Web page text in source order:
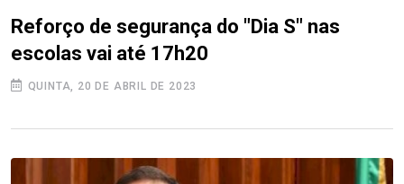
Reforço de segurança do "Dia S" nas
escolas vai até 17h20
QUINTA, 20 DE ABRIL DE 2023